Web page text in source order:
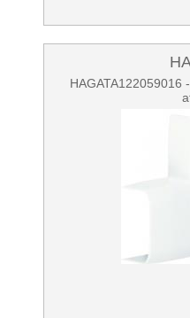
HAGATA122059016